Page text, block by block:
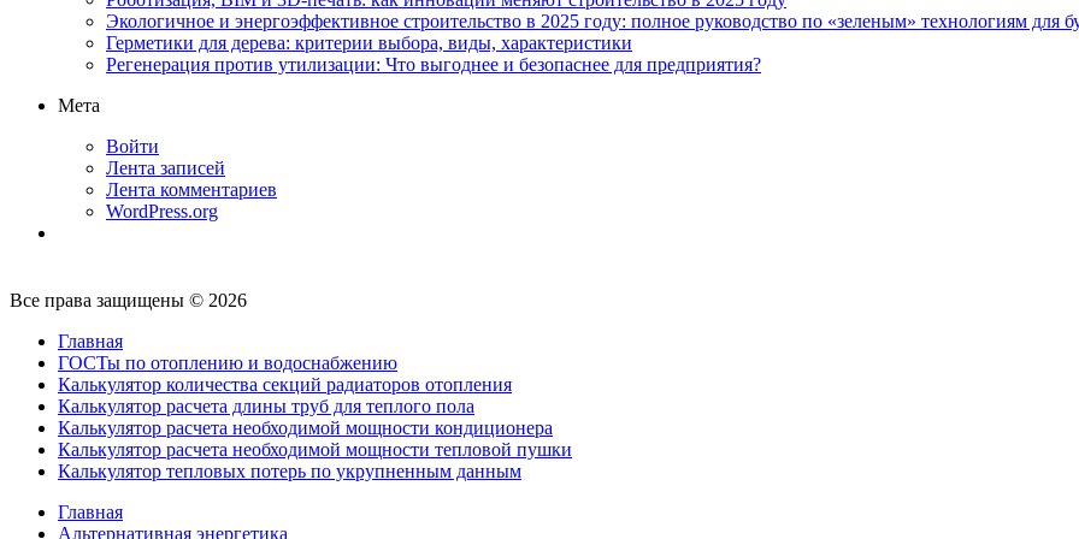
Экологичное и энергоэффективное строительство в 2025 году: полное руководство по «зеленым» технологиям для
Герметики для дерева: критерии выбора, виды, характеристики
Регенерация против утилизации: Что выгоднее и безопаснее для предприятия?
Мета
Войти
Лента записей
Лента комментариев
WordPress.org
Все права защищены © 2026
Главная
ГОСТы по отоплению и водоснабжению
Калькулятор количества секций радиаторов отопления
Калькулятор расчета длины труб для теплого пола
Калькулятор расчета необходимой мощности кондиционера
Калькулятор расчета необходимой мощности тепловой пушки
Калькулятор тепловых потерь по укрупненным данным
Главная
Альтернативная энергетика